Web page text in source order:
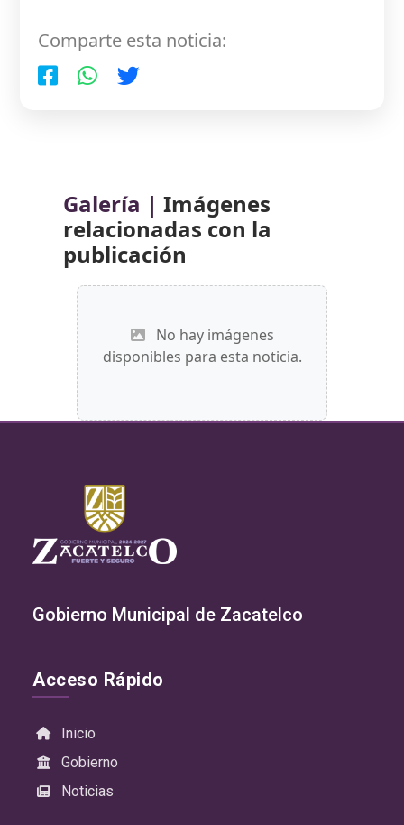
Comparte esta noticia:
Galería | Imágenes
relacionadas con la
publicación
No hay imágenes
disponibles para esta noticia.
Gobierno Municipal de Zacatelco
Acceso Rápido
Inicio
Gobierno
Noticias